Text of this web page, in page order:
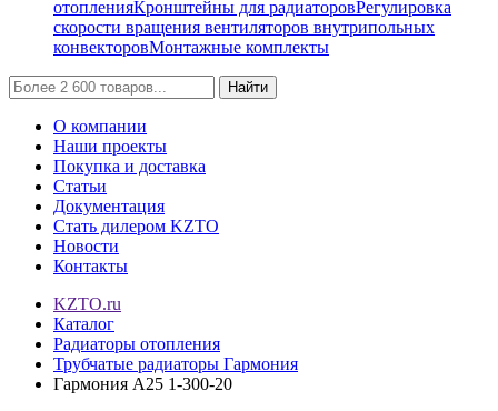
отопленияКронштейны для радиаторовРегулировка
скорости вращения вентиляторов внутрипольных
конвекторовМонтажные комплекты
Найти
О компании
Наши проекты
Покупка и доставка
Статьи
Документация
Стать дилером KZTO
Новости
Контакты
KZTO.ru
Каталог
Радиаторы отопления
Трубчатые радиаторы Гармония
Гармония А25 1-300-20